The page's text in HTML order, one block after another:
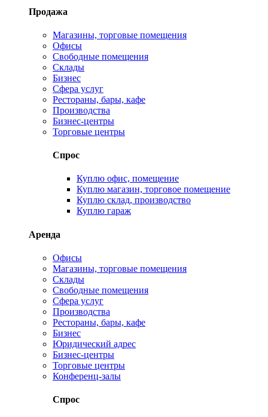
Продажа
Магазины, торговые помещения
Офисы
Свободные помещения
Склады
Бизнес
Сфера услуг
Рестораны, бары, кафе
Производства
Бизнес-центры
Торговые центры
Спрос
Куплю офис, помещение
Куплю магазин, торговое помещение
Куплю склад, производство
Куплю гараж
Аренда
Офисы
Магазины, торговые помещения
Склады
Свободные помещения
Сфера услуг
Производства
Рестораны, бары, кафе
Бизнес
Юридический адрес
Бизнес-центры
Торговые центры
Конференц-залы
Спрос